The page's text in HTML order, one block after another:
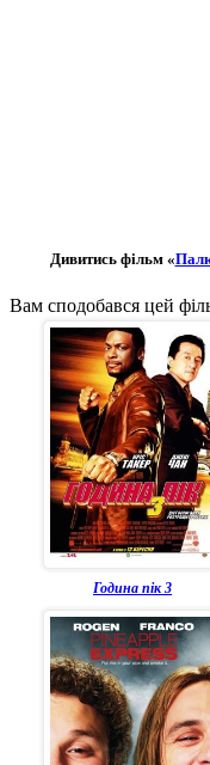
Дивитись фільм «
Вам сподобався цей
Година пік 3